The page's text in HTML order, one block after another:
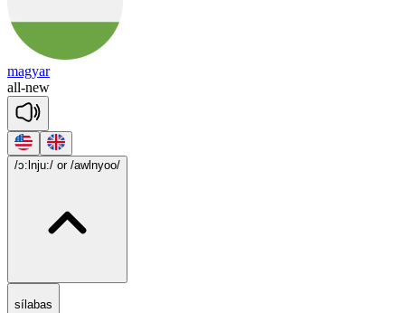
magyar
all-new
/ɔ:lnju:/ or /awlnyoo/
sílabas